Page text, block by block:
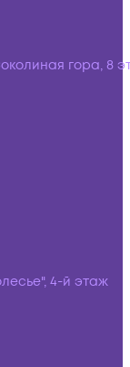
гора, 8
4-й этаж